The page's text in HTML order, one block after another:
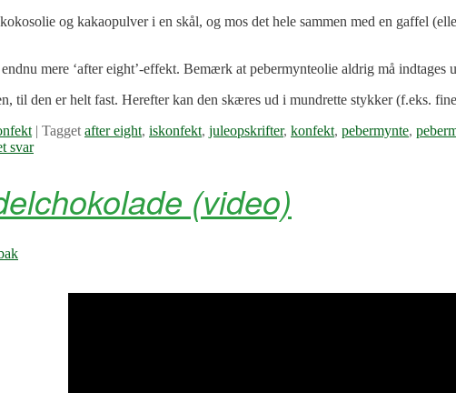
og kakaopulver i en skål, og mos det hele sammen med en gaffel
mere ‘after eight’-effekt. Bemærk at pebermynteolie aldrig må indtages
til den er helt fast. Herefter kan den skæres ud i mundrette stykker (f.eks.
| Tagget after eight, iskonfekt, juleopskrifter, konfekt, pebermynte,
svar
(video)